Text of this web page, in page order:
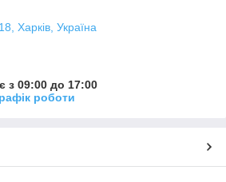
Харків, Україна
з 09:00 до 17:00
роботи